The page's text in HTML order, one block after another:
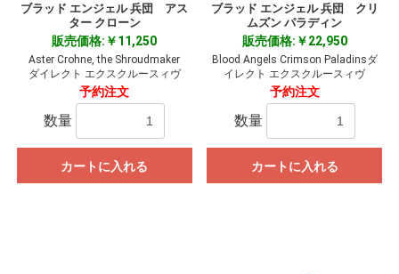
ブラッド エンジェル 兵団 アス
ター クローン
販売価格:￥11,250
Aster Crohne, the Shroudmaker
ダイレクト エクスクルースィヴ
予約注文
数量
カートに入れる
ブラッド エンジェル 兵団 クリ
ムズン パラディン
販売価格:￥22,950
Blood Angels Crimson Paladinsダ
イレクト エクスクルースィヴ
予約注文
数量
カートに入れる